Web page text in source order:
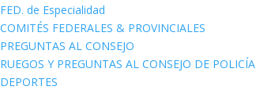
FED. de Especialidad
COMITÉS FEDERALES & PROVINCIALES
PREGUNTAS AL CONSEJO
RUEGOS Y PREGUNTAS AL CONSEJO DE POLICÍA
DEPORTES